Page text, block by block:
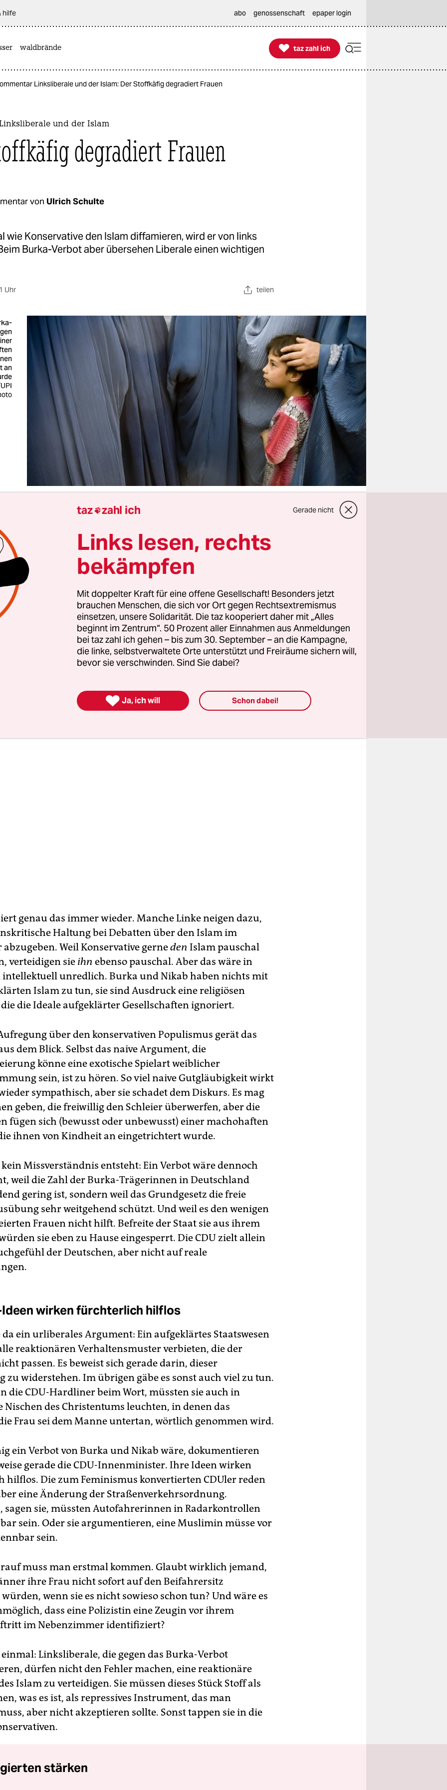
hilfe abo genossenschaft epaper login
waldbrände 
taz zahl ich
taz zahl ich
Linksliberale und der Islam: Der Stoffkäfig degradiert Frauen
und der Islam
degradiert Frauen
von Ulrich Schulte
wie Konservative den Islam diffamieren, wird er von links
Burka-Verbot aber übersehen Liberale einen wichtigen
Uhr teilen
an
Politiker, die ein Burka-Verbot fordern, werden mehr
haben, als viele Linksliberale es sich träumen lassen.
davon, dass das Thema emotionalisiert und sich
richtet, die keine Sympathien genießt, ist etwas
Die Konservativen haben in einem wichtigen
ist wirklich nicht zu bestreiten: Burka und Nikab stehen für
und reaktionären Islam, der Frauen unterdrückt. Der
Frauen zu gesichtslosen Wesen, er lässt sie aus
Um diese Tatsache darf sich, wer progressiv
herumdrücken.
genau das immer wieder. Manche Linke neigen dazu,
Haltung bei Debatten über den Islam im
Weil Konservative gerneden Islam pauschal
verteidigen sie ihn ebenso pauschal. Aber das wäre in
intellektuell unredlich. Burka und Nikab haben nichts mit
Islam zu tun, sie sind Ausdruck eine religiösen
die Ideale aufgeklärter Gesellschaften ignoriert.
über den konservativen Populismus gerät das
dem Blick. Selbst das naive Argument, die
könne eine exotische Spielart weiblicher
sein, ist zu hören. So viel naive Gutgläubigkeit wirkt
sympathisch, aber sie schadet dem Diskurs. Es mag
geben, die freiwillig den Schleier überwerfen, aber die
fügen sich (bewusst oder unbewusst) einer machohaften
ihnen von Kindheit an eingetrichtert wurde.
Missverständnis entsteht: Ein Verbot wäre dennoch
weil die Zahl der Burka-Trägerinnen in Deutschland
gering ist, sondern weil das Grundgesetz die freie
sehr weitgehend schützt. Und weil es den wenigen
Frauen nicht hilft. Befreite der Staat sie aus ihrem
sie eben zu Hause eingesperrt. Die CDU zielt allein
der Deutschen, aber nicht auf reale
Ideen wirken fürchterlich hilflos
ein urliberales Argument: Ein aufgeklärtes Staatswesen
reaktionären Verhaltensmuster verbieten, die der
passen. Es beweist sich gerade darin, dieser
zu widerstehen. Im übrigen gäbe es sonst auch viel zu tun.
die CDU-Hardliner beim Wort, müssten sie auch in
Nischen des Christentums leuchten, in denen das
Frau sei dem Manne untertan, wörtlich genommen wird.
ein Verbot von Burka und Nikab wäre, dokumentieren
gerade die CDU-Innenminister. Ihre Ideen wirken
hilflos. Die zum Feminismus konvertierten CDUler reden
eine Änderung der Straßenverkehrsordnung.
sagen sie, müssten Autofahrerinnen in Radarkontrollen
sein. Oder sie argumentieren, eine Muslimin müsse vor
sein.
muss man erstmal kommen. Glaubt wirklich jemand,
ihre Frau nicht sofort auf den Beifahrersitz
wenn sie es nicht sowieso schon tun? Und wäre es
dass eine Polizistin eine Zeugin vor ihrem
im Nebenzimmer identifiziert?
Linksliberale, die gegen das Burka-Verbot
dürfen nicht den Fehler machen, eine reaktionäre
Islam zu verteidigen. Sie müssen dieses Stück Stoff als
was es ist, als repressives Instrument, das man
aber nicht akzeptieren sollte. Sonst tappen sie in die
stärken
taz zahl ich Gerade nicht
Links lesen, rechts
bekämpfen
Mit doppelter Kraft für eine offene Gesellschaft! Besonders jetzt
brauchen Menschen, die sich vor Ort gegen Rechtsextremismus
einsetzen, unsere Solidarität. Die taz kooperiert daher mit „Alles
beginnt im Zentrum“. 50 Prozent aller Einnahmen aus Anmeldungen
bei taz zahl ich gehen – bis zum 30. September – an die Kampagne,
die linke, selbstverwaltete Orte unterstützt und Freiräume sichern will,
bevor sie verschwinden. Sind Sie dabei?
 Ja, ich will Schon dabei!